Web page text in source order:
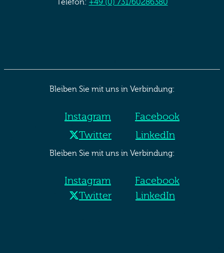
Telefon: +49 (0) 731/60286380
Bleiben Sie mit uns in Verbindung:
Instagram
Facebook
Twitter
LinkedIn
Bleiben Sie mit uns in Verbindung:
Instagram
Facebook
Twitter
LinkedIn